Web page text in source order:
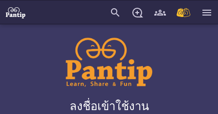
search menu
ลงชื่อเข้าใช้งาน